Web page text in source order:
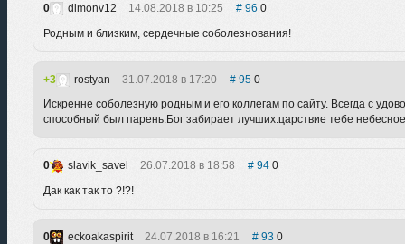
0 dimonv12 14.08.2018 в 10:25 960
Родным и близким, сердечные соболезнования!
3 rostyan 31.07.2018 в 17:20 950
Искренне соболезную родным и его коллегам по сайту. Всегда с
способный был парень.Бог забирает лучших.царствие тебе небесное
0 slavik_savel 26.07.2018 в 18:58 940
Дак как так то ?!?!
0 eckoakaspirit 24.07.2018 в 16:21 93 0